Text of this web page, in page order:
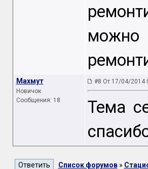
можно
Махмут
Новичок
Сообщения: 18
#8 От 17/04/2014
Тема
Список форумов»